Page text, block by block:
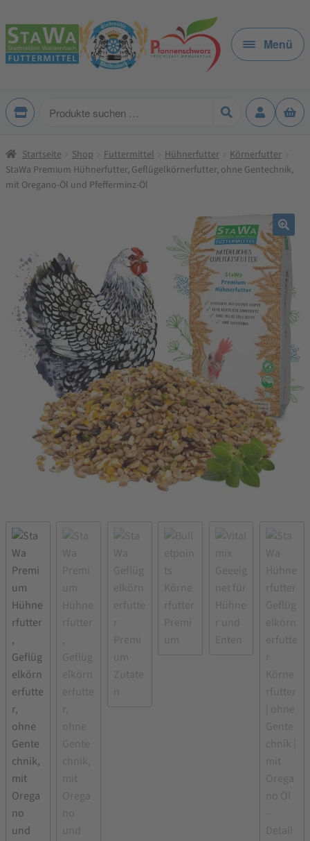
Zur
Navigation
springen
Zum
Inhalt
springen
Menü
Produkte
Startseite Shop Futtermittel Hühnerfutter
Körnerfutter
StaWa Premium Hühnerfutter, Geflügelkörnerfutter, ohne Gentechnik,
mit Oregano-Öl und Pfefferminz-Öl
🔍